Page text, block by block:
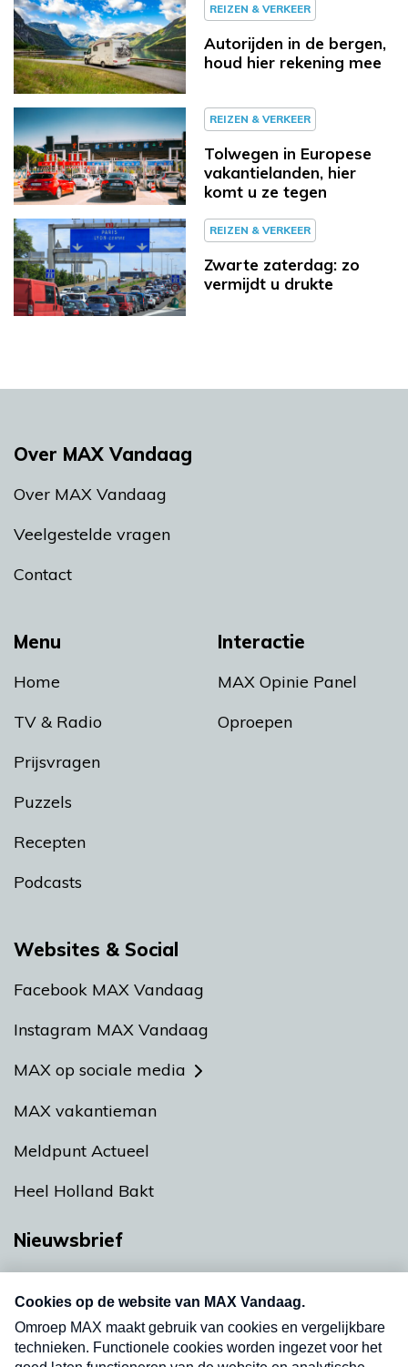
REIZEN & VERKEER
Autorijden in de bergen,
houd hier rekening mee
REIZEN & VERKEER
Tolwegen in Europese
vakantielanden, hier
komt u ze tegen
REIZEN & VERKEER
Zwarte zaterdag: zo
vermijdt u drukte
Menu
Home
TV & Radio
Prijsvragen
Puzzels
Recepten
Podcasts
Interactie
MAX Opinie Panel
Oproepen
Over MAX Vandaag
Over MAX Vandaag
Veelgestelde vragen
Contact
Websites & Social
Facebook MAX Vandaag
Instagram MAX Vandaag
MAX op sociale media
MAX vakantieman
Meldpunt Actueel
Heel Holland Bakt
Nieuwsbrief
nieuwsbrief. Elke vrijdag- en dinsdagochtend in
uw mailbox.